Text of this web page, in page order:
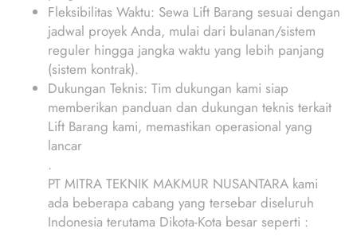
Fleksibilitas Waktu: Sewa Lift Barang sesuai dengan
jadwal proyek Anda, mulai dari bulanan/sistem
reguler hingga jangka waktu yang lebih panjang
(sistem kontrak).
Dukungan Teknis: Tim dukungan kami siap
memberikan panduan dan dukungan teknis terkait
Lift Barang kami, memastikan operasional yang
lancar
.
PT MITRA TEKNIK MAKMUR NUSANTARA kami
ada beberapa cabang yang tersebar diseluruh
Indonesia terutama Dikota-Kota besar seperti :